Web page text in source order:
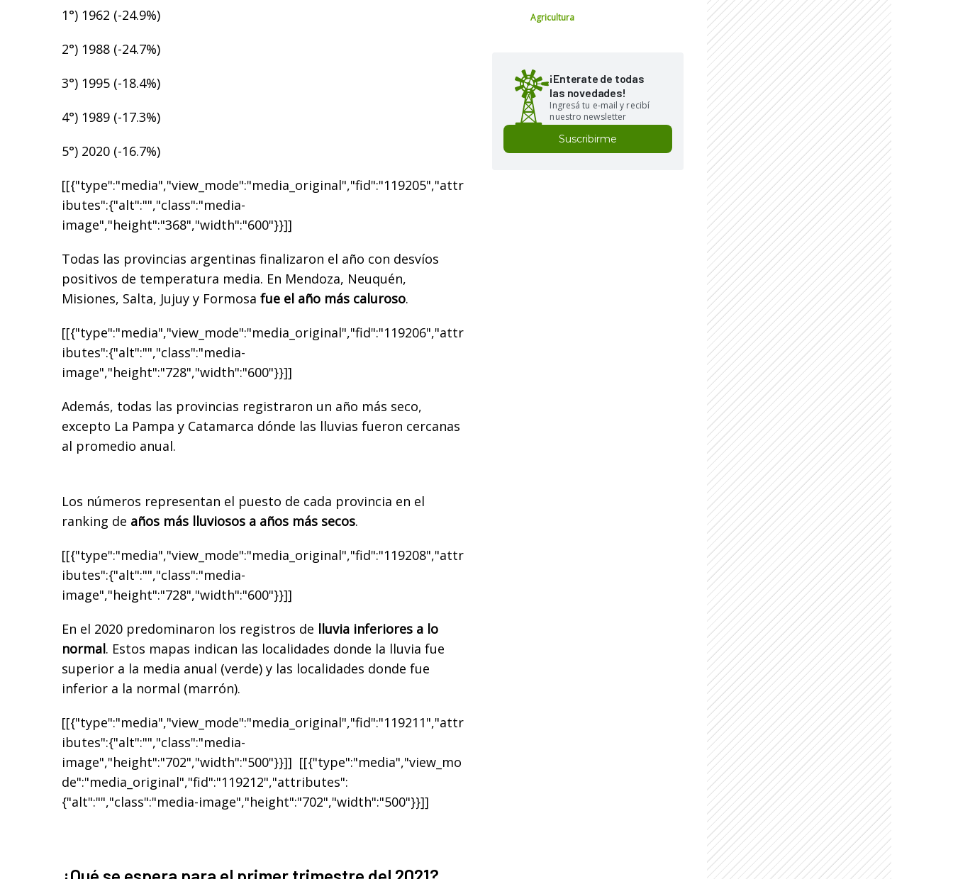
1°) 1962 (-24.9%)
2°) 1988 (-24.7%)
3°) 1995 (-18.4%)
4°) 1989 (-17.3%)
5°) 2020 (-16.7%)
[[{"type":"media","view_mode":"media_original","fid":"119205","attr
ibutes":{"alt":"","class":"media-
image","height":"368","width":"600"}}]]
Todas las provincias argentinas finalizaron el año con desvíos
positivos de temperatura media. En Mendoza, Neuquén,
Misiones, Salta, Jujuy y Formosa fue el año más caluroso.
[[{"type":"media","view_mode":"media_original","fid":"119206","attr
ibutes":{"alt":"","class":"media-
image","height":"728","width":"600"}}]]
Además, todas las provincias registraron un año más seco,
excepto La Pampa y Catamarca dónde las lluvias fueron cercanas
al promedio anual.
Los números representan el puesto de cada provincia en el
ranking de años más lluviosos a años más secos.
[[{"type":"media","view_mode":"media_original","fid":"119208","attr
ibutes":{"alt":"","class":"media-
image","height":"728","width":"600"}}]]
En el 2020 predominaron los registros de lluvia inferiores a lo
normal. Estos mapas indican las localidades donde la lluvia fue
superior a la media anual (verde) y las localidades donde fue
inferior a la normal (marrón).
[[{"type":"media","view_mode":"media_original","fid":"119211","attr
ibutes":{"alt":"","class":"media-
image","height":"702","width":"500"}}]] [[{"type":"media","view_mo
de":"media_original","fid":"119212","attributes":
{"alt":"","class":"media-image","height":"702","width":"500"}}]]
Agricultura
¡Enterate de todas
las novedades!
Ingresá tu e-mail y recibí
nuestro newsletter
Suscribirme